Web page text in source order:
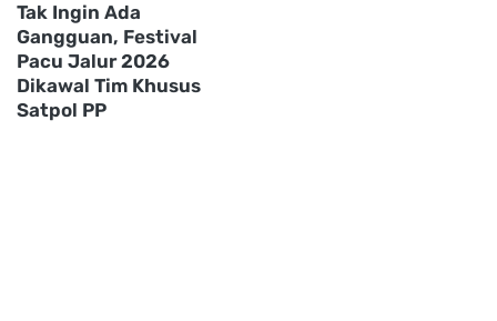
Tak Ingin Ada
Gangguan, Festival
Pacu Jalur 2026
Dikawal Tim Khusus
Satpol PP